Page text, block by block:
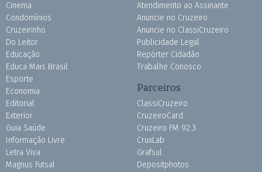
Cinema
Condomínios
Cruzeirinho
Do Leitor
Educação
Educa Mais Brasil
Esporte
Economia
Editorial
Exterior
Guia Saúde
Informação Livre
Letra Viva
Magnus Futsal
Atendimento ao Assinante
Anuncie no Cruzeiro
Anuncie no ClassiCruzeiro
Publicidade Legal
Repórter Cidadão
Trabalhe Conosco
Parceiros
ClassiCruzeiro
CruzeiroCard
Cruzeiro FM 92.3
CruxLab
Grafsul
Depositphotos